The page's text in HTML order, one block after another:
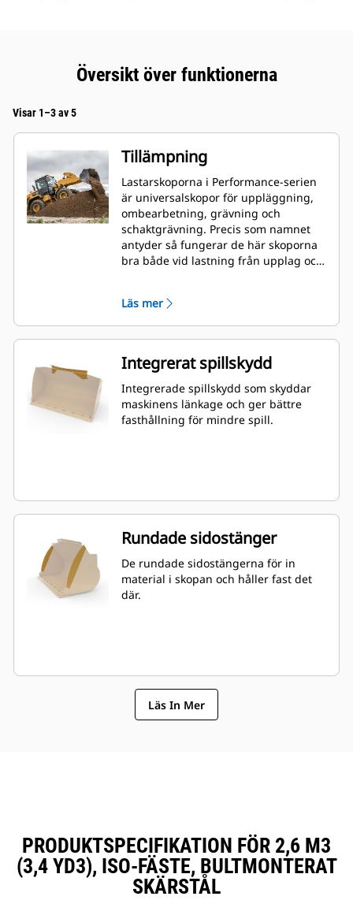
Översikt över funktionerna
Visar 1–3 av 5
Tillämpning
Lastarskoporna i Performance-serien
är universalskopor för uppläggning,
ombearbetning, grävning och
schaktgrävning. Precis som namnet
antyder så fungerar de här skoporna
bra både vid lastning från upplag och
brytkrafter och nötning. Perfekt för
bakåtdragning och hyvling.
Fyllningsfaktorn för skopor i
Performance-serien kan vara upp till
115 % högre än den angivna
kapaciteten.
Läs mer
Integrerat spillskydd
Integrerade spillskydd som skyddar
maskinens länkage och ger bättre
fasthållning för mindre spill.
Rundade sidostänger
De rundade sidostängerna för in
material i skopan och håller fast det
där.
Läs In Mer
PRODUKTSPECIFIKATION FÖR 2,6 M3
(3,4 YD3), ISO-FÄSTE, BULTMONTERAT
SKÄRSTÅL